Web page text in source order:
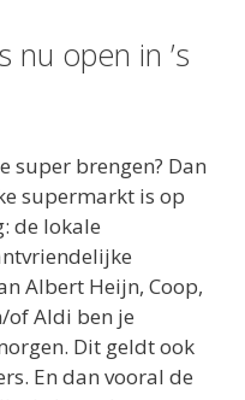
nu open in ’s
super brengen? Dan
supermarkt is op
de lokale
Albert Heijn, Coop,
of Aldi ben je
Dit geldt ook
En dan vooral de